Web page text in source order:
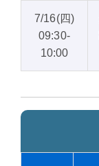
7/16(四)
09:30-
10:00